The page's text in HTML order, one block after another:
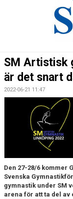
FÖRENINGEN
SPONSRING
SM Artistisk
är det snart
2022-06-21 11:47
Den 27-28/6 kommer
Svenska
gymnastik under SM
arena för att ta del av